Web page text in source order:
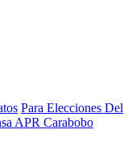
Para Elecciones Del
APR Carabobo